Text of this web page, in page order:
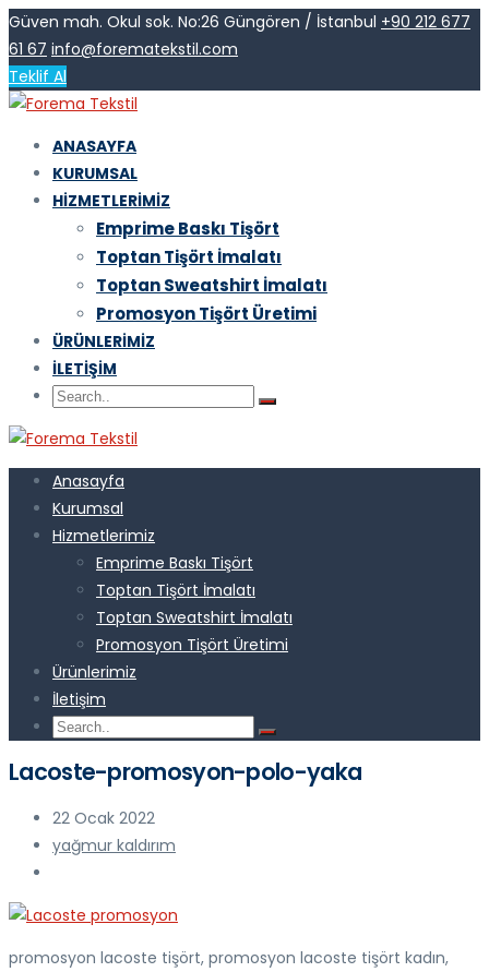
Güven mah. Okul sok. No:26 Güngören / İstanbul +90 212 677
61 67 info@forematekstil.com
Teklif Al
ANASAYFA
KURUMSAL
HIZMETLERIMIZ
Emprime Baskı Tişört
Toptan Tişört İmalatı
Toptan Sweatshirt İmalatı
Promosyon Tişört Üretimi
ÜRÜNLERIMIZ
İLETIŞIM
Anasayfa
Kurumsal
Hizmetlerimiz
Emprime Baskı Tişört
Toptan Tişört İmalatı
Toptan Sweatshirt İmalatı
Promosyon Tişört Üretimi
Ürünlerimiz
İletişim
Lacoste-promosyon-polo-yaka
22 Ocak 2022
yağmur kaldırım
promosyon lacoste tişört, promosyon lacoste tişört kadın,